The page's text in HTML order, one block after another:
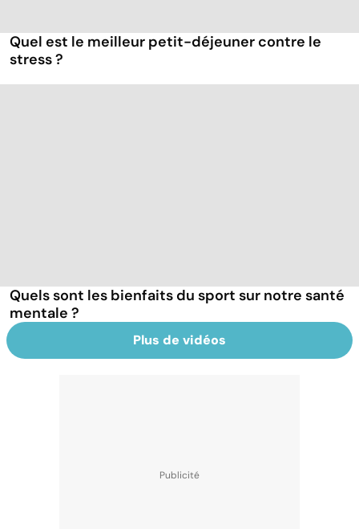
Quel est le meilleur petit-déjeuner contre le
stress ?
Quels sont les bienfaits du sport sur notre santé
mentale ?
Plus de vidéos